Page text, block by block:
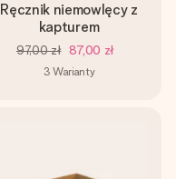
Ręcznik niemowlęcy z
kapturem
97,00 zł 87,00 zł
3 Warianty